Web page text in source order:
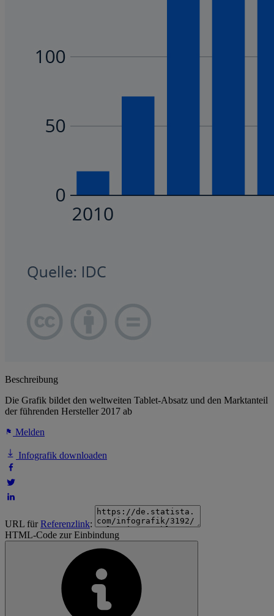
Beschreibung
Die Grafik bildet den weltweiten Tablet-Absatz und den Marktanteil
der führenden Hersteller 2017 ab
Melden
Infografik downloaden
URL fürReferenzlink:
HTML-Code zur Einbindung